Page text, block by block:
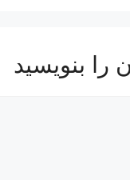
را بنویسید